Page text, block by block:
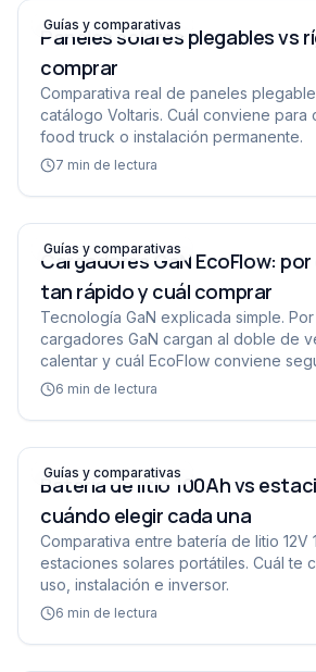
Paneles solares plegables vs
Guías y comparativas
Paneles solares plegables vs
comprar
Comparativa real de paneles
catálogo Voltaris. Cuál conviene para
food truck o instalación permanente.
7 min de lectura
Cargadores GaN EcoFlow: por
Guías y comparativas
Cargadores GaN EcoFlow:
tan rápido y cuál comprar
Tecnología GaN explicada simple.
cargadores GaN cargan al doble de
calentar y cuál EcoFlow conviene
6 min de lectura
Batería de litio 100Ah vs estación
Guías y comparativas
Batería de litio 100Ah vs
cuándo elegir cada una
Comparativa entre batería de litio 12V
estaciones solares portátiles. Cuál te
uso, instalación e inversor.
6 min de lectura